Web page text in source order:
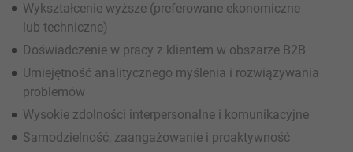
Wykształcenie wyższe (preferowane ekonomiczne
lub techniczne)
Doświadczenie w pracy z klientem w obszarze B2B
Umiejętność analitycznego myślenia i rozwiązywania
problemów
Wysokie zdolności interpersonalne i komunikacyjne
Samodzielność, zaangażowanie i proaktywność